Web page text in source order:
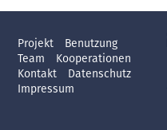
Projekt
Benutzung
Team
Kooperationen
Kontakt
Datenschutz
Impressum